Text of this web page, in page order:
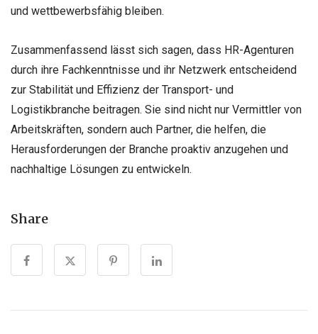
und wettbewerbsfähig bleiben.
Zusammenfassend lässt sich sagen, dass HR-Agenturen
durch ihre Fachkenntnisse und ihr Netzwerk entscheidend
zur Stabilität und Effizienz der Transport- und
Logistikbranche beitragen. Sie sind nicht nur Vermittler von
Arbeitskräften, sondern auch Partner, die helfen, die
Herausforderungen der Branche proaktiv anzugehen und
nachhaltige Lösungen zu entwickeln.
Share